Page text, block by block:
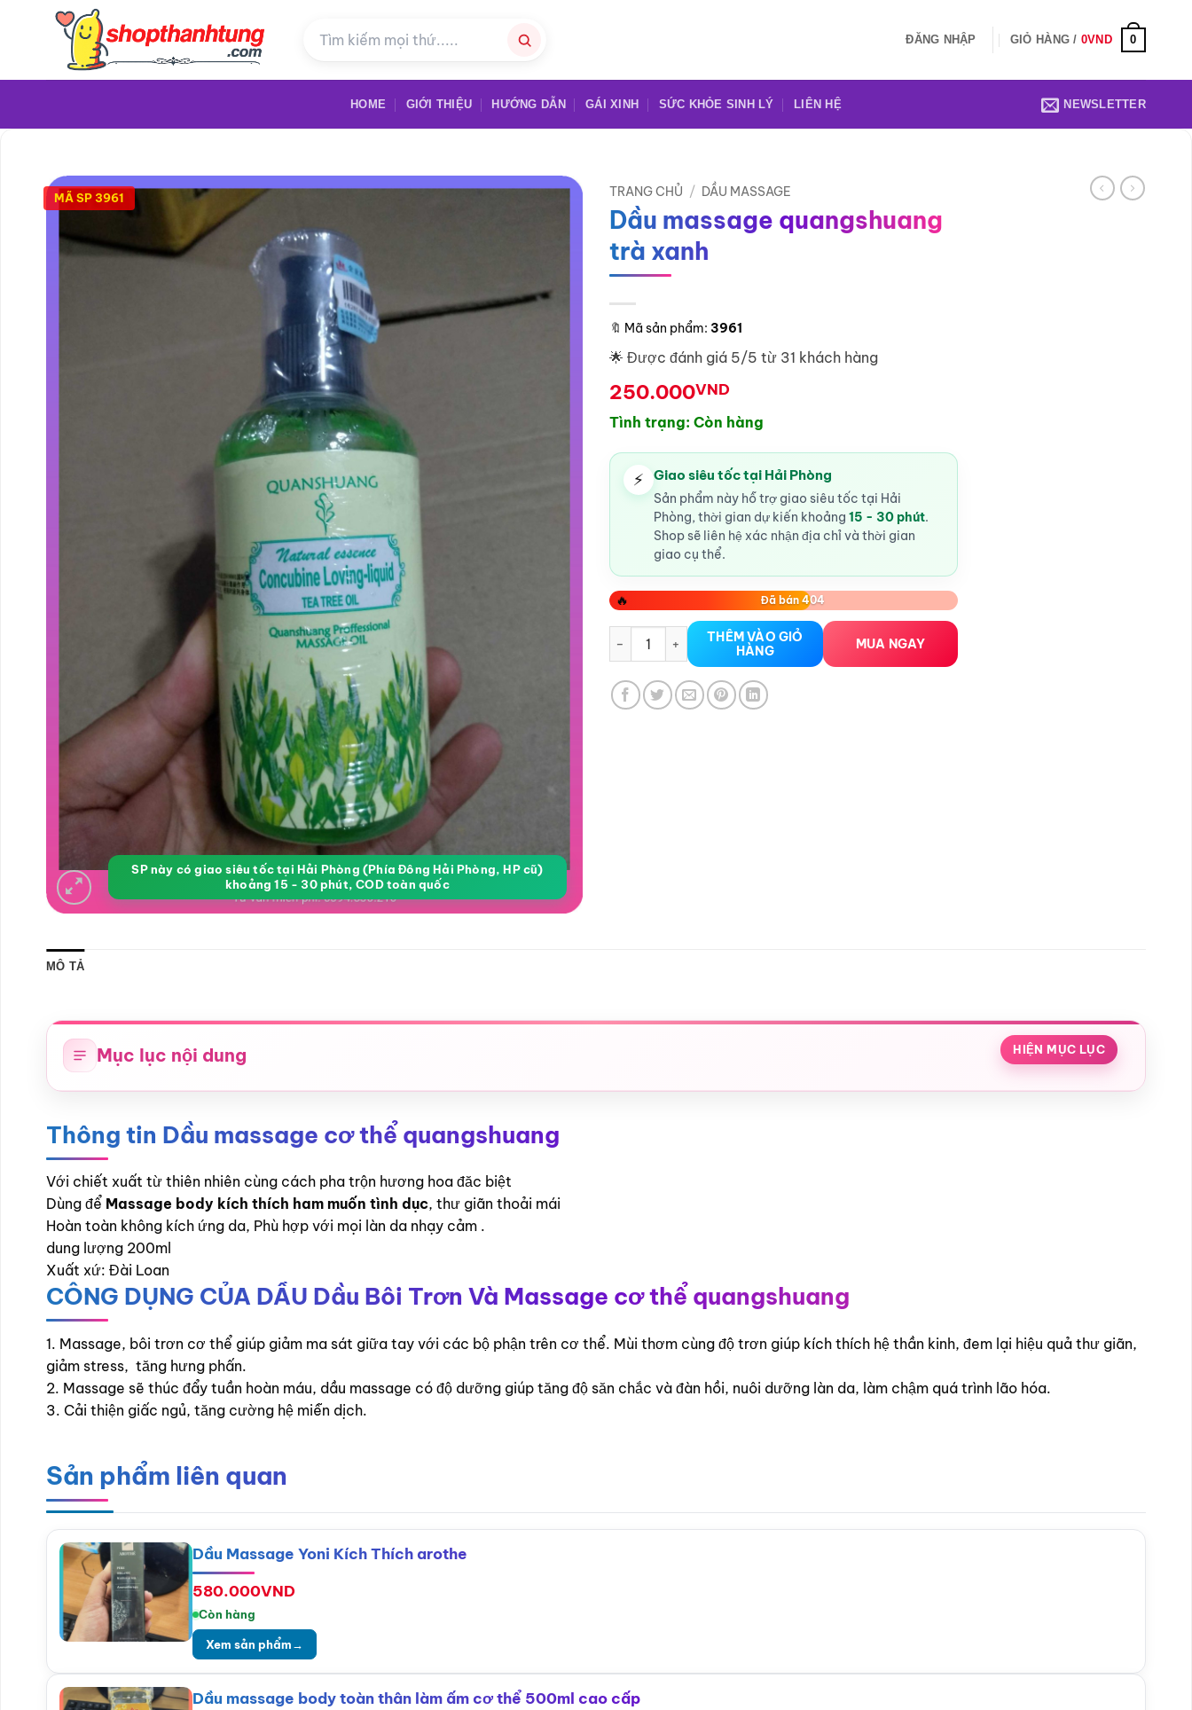
dung
ĐĂNG NHẬP GIỎ HÀNG / 0VND 0
HOME GIỚI THIỆU HƯỚNG DẪN GÁI XINH SỨC KHỎE SINH LÝ LIÊN HỆ NEWSLETTER
MÃ SP 3961
SP này có giao siêu tốc tại Hải Phòng (Phía Đông Hải Phòng, HP cũ)
khoảng 15 - 30 phút, COD toàn quốc
TRANG CHỦ / DẦU MASSAGE
Dầu massage quangshuang
trà xanh
🔖 Mã sản phẩm: 3961
🌟 Được đánh giá 5/5 từ 31 khách hàng
250.000VND
Tình trạng: Còn hàng
⚡ Giao siêu tốc tại Hải Phòng
Sản phẩm này hỗ trợ giao siêu tốc tại Hải
Phòng, thời gian dự kiến khoảng 15 - 30 phút.
Shop sẽ liên hệ xác nhận địa chỉ và thời gian
giao cụ thể.
🔥 Đã bán 404
Dầu massage quangshuang trà xanh số lượng
THÊM VÀO GIỎ
HÀNG
MUA NGAY
MÔ TẢ
Mục lục nội dung HIỆN MỤC LỤC
Thông tin Dầu massage cơ thể quangshuang
Với chiết xuất từ thiên nhiên cùng cách pha trộn hương hoa đăc biệt
Dùng để Massage body kích thích ham muốn tình dục, thư giãn thoải mái
Hoàn toàn không kích ứng da, Phù hợp với mọi làn da nhạy cảm .
dung lượng 200ml
Xuất xứ: Đài Loan
CÔNG DỤNG CỦA DẦU Dầu Bôi Trơn Và Massage cơ thể quangshuang
1. Massage, bôi trơn cơ thể giúp giảm ma sát giữa tay với các bộ phận trên cơ thể. Mùi thơm cùng độ trơn giúp kích thích hệ thần kinh, đem lại hiệu quả thư giãn,
giảm stress, tăng hưng phấn.
2. Massage sẽ thúc đẩy tuần hoàn máu, dầu massage có độ dưỡng giúp tăng độ săn chắc và đàn hồi, nuôi dưỡng làn da, làm chậm quá trình lão hóa.
3. Cải thiện giấc ngủ, tăng cường hệ miễn dịch.
Sản phẩm liên quan
Dầu Massage Yoni Kích Thích arothe
580.000VND
Còn hàng
Xem sản phẩm→
Dầu massage body toàn thân làm ấm cơ thể 500ml cao cấp